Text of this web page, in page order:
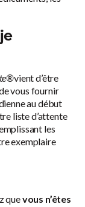
vient d’être
vous fournir
au début
liste d’attente
les
exemplaire
quevous n’êtes